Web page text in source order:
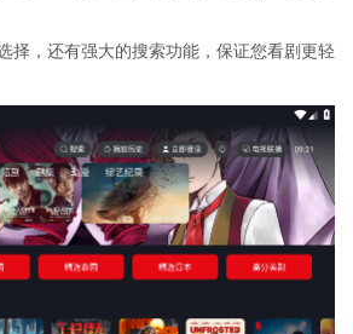
择，还有强大的搜索功能，保证您看剧更轻